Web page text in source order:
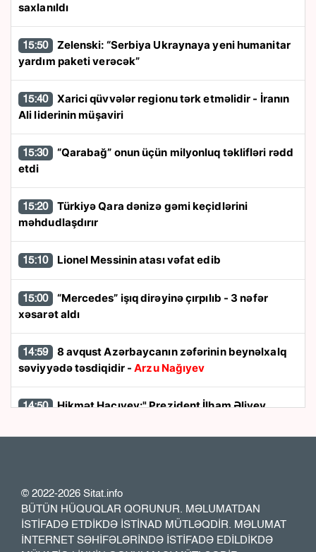
saxlanıldı
15:50
yardım paketi verəcək”
15:40
Ali liderinin müşaviri
15:30
etdi
15:20
məhdudlaşdırır
15:10 Lionel Messinin atası vəfat edib
15:00
xəsarət aldı
14:59
səviyyədə təsdiqidir -Arzu Nağıyev
14:50 Hikmət Hacıyev:" Prezident İlham Əliyev
14:40 Ukraynada hərbi helikopterin qəzaya
uğraması nəticəsində bort texnik ölüb
© 2022-2026 Sitat.info
BÜTÜN HÜQUQLAR QORUNUR. MƏLUMATDAN
İSTİFADƏ ETDİKDƏ İSTİNAD MÜTLƏQDİR. MƏLUMAT
İNTERNET SƏHİFƏLƏRİNDƏ İSTİFADƏ EDİLDİKDƏ